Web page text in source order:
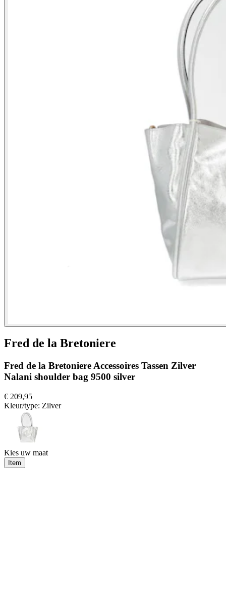
Fred de la Bretoniere
Fred de la Bretoniere Accessoires Tassen Zilver
Nalani shoulder bag 9500 silver
€ 209,95
Kleur/type: Zilver
Kies uw maat
Item